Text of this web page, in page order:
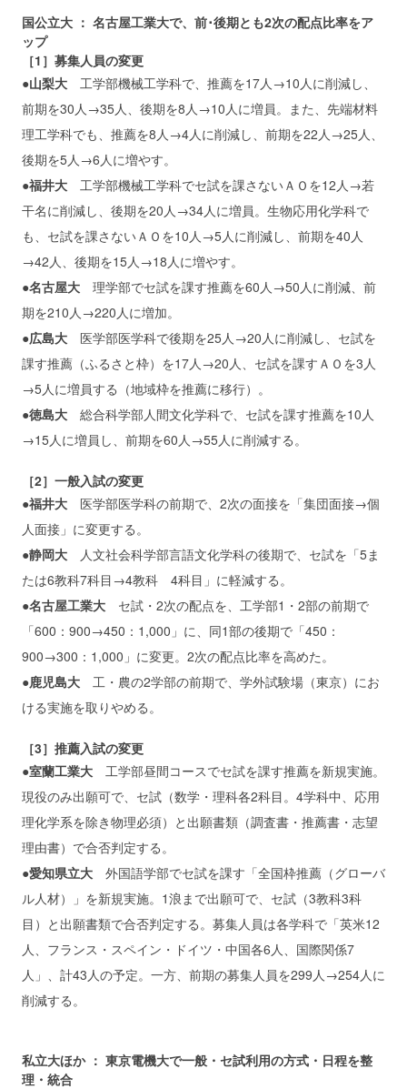
国公立大 ： 名古屋工業大で、前･後期とも2次の配点比率をア
ップ
［1］募集人員の変更
●山梨大 工学部機械工学科で、推薦を17人→10人に削減し、
前期を30人→35人、後期を8人→10人に増員。また、先端材料
理工学科でも、推薦を8人→4人に削減し、前期を22人→25人、
後期を5人→6人に増やす。
●福井大 工学部機械工学科でセ試を課さないＡＯを12人→若
干名に削減し、後期を20人→34人に増員。生物応用化学科で
も、セ試を課さないＡＯを10人→5人に削減し、前期を40人
→42人、後期を15人→18人に増やす。
●名古屋大 理学部でセ試を課す推薦を60人→50人に削減、前
期を210人→220人に増加。
●広島大 医学部医学科で後期を25人→20人に削減し、セ試を
課す推薦（ふるさと枠）を17人→20人、セ試を課すＡＯを3人
→5人に増員する（地域枠を推薦に移行）。
●徳島大 総合科学部人間文化学科で、セ試を課す推薦を10人
→15人に増員し、前期を60人→55人に削減する。
［2］一般入試の変更
●福井大 医学部医学科の前期で、2次の面接を「集団面接→個
人面接」に変更する。
●静岡大 人文社会科学部言語文化学科の後期で、セ試を「5ま
たは6教科7科目→4教科 4科目」に軽減する。
●名古屋工業大 セ試・2次の配点を、工学部1・2部の前期で
「600：900→450：1,000」に、同1部の後期で「450：
900→300：1,000」に変更。2次の配点比率を高めた。
●鹿児島大 工・農の2学部の前期で、学外試験場（東京）にお
ける実施を取りやめる。
［3］推薦入試の変更
●室蘭工業大 工学部昼間コースでセ試を課す推薦を新規実施。
現役のみ出願可で、セ試（数学・理科各2科目。4学科中、応用
理化学系を除き物理必須）と出願書類（調査書・推薦書・志望
理由書）で合否判定する。
●愛知県立大 外国語学部でセ試を課す「全国枠推薦（グローバ
ル人材）」を新規実施。1浪まで出願可で、セ試（3教科3科
目）と出願書類で合否判定する。募集人員は各学科で「英米12
人、フランス・スペイン・ドイツ・中国各6人、国際関係7
人」、計43人の予定。一方、前期の募集人員を299人→254人に
削減する。
私立大ほか ： 東京電機大で一般・セ試利用の方式・日程を整
理・統合